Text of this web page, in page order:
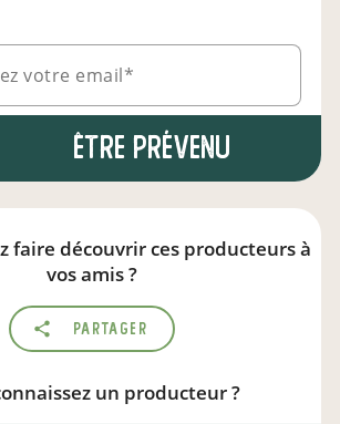
votre email*
Être prévenu
faire découvrir ces producteurs à
vos amis ?
Partager
un producteur ?